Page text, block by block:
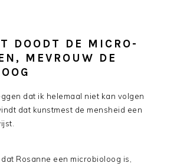
DOODT DE MICRO-
MEVROUW DE
dat ik helemaal niet kan volgen
dat kunstmest de mensheid een
Rosanne een microbioloog is,